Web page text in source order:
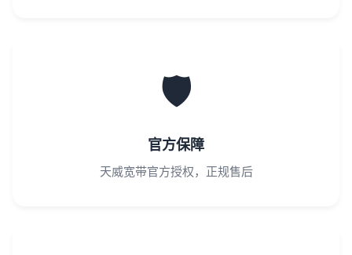
🛡️
官方保障
天威宽带官方授权，正规售后